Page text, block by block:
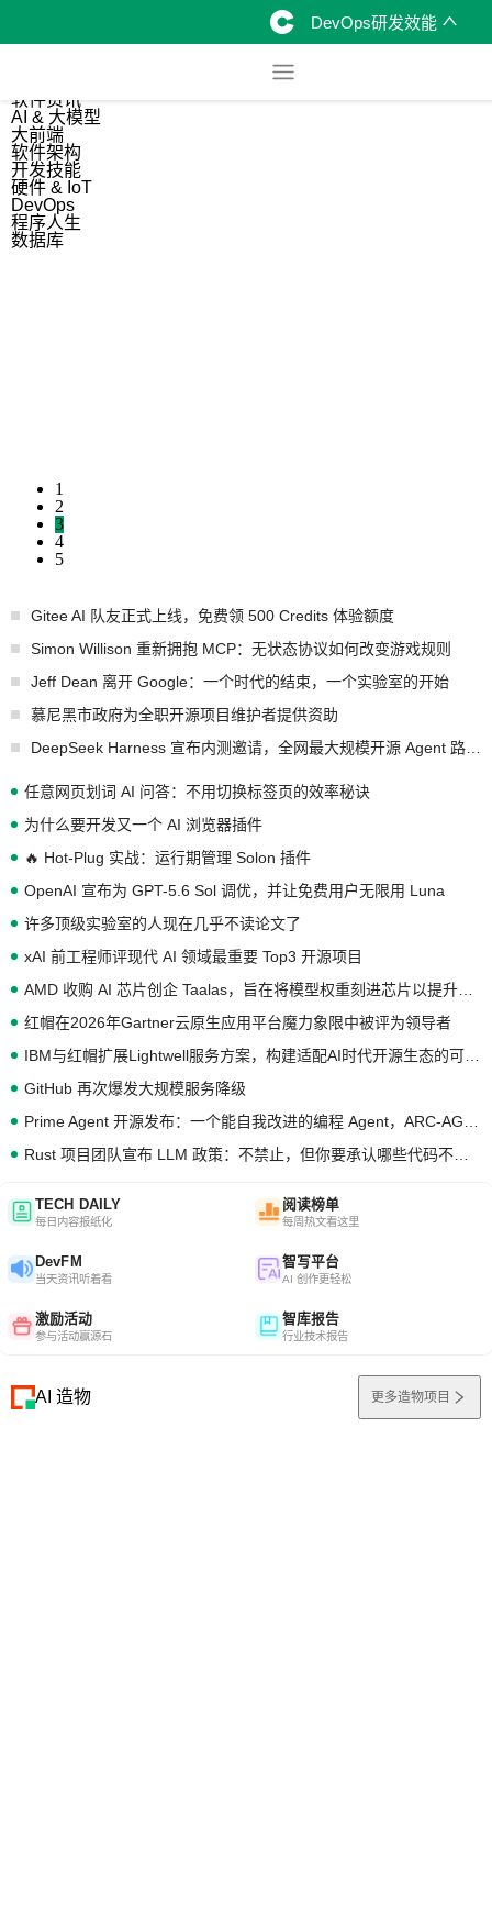
DevOps研发效能
软件资讯
AI & 大模型
大前端
软件架构
开发技能
硬件 & IoT
DevOps
程序人生
数据库
1
2
3
4
5
Gitee AI 队友正式上线，免费领 500 Credits 体验额度
Simon Willison 重新拥抱 MCP：无状态协议如何改变游戏规则
Jeff Dean 离开 Google：一个时代的结束，一个实验室的开始
慕尼黑市政府为全职开源项目维护者提供资助
任意网页划词 AI 问答：不用切换标签页的效率秘诀
为什么要开发又一个 AI 浏览器插件
🔥 Hot-Plug 实战：运行期管理 Solon 插件
OpenAI 宣布为 GPT-5.6 Sol 调优，并让免费用户无限用 Luna
许多顶级实验室的人现在几乎不读论文了
xAI 前工程师评现代 AI 领域最重要 Top3 开源项目
红帽在2026年Gartner云原生应用平台魔力象限中被评为领导者
GitHub 再次爆发大规模服务降级
TECH DAILY
每日内容报纸化
阅读榜单
每周热文看这里
DevFM
当天资讯听着看
智写平台
AI 创作更轻松
激励活动
参与活动赢源石
智库报告
行业技术报告
AI 造物 更多造物项目